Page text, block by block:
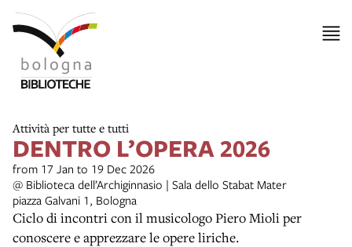
Attività per tutte e tutti
DENTRO L’OPERA 2026
from 17 Jan to 19 Dec 2026
@ Biblioteca dell’Archiginnasio | Sala dello Stabat Mater
piazza Galvani 1, Bologna
Ciclo di incontri con il musicologo Piero Mioli per
conoscere e apprezzare le opere liriche.